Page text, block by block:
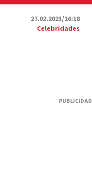
27.02.2023/16:18
Celebridades
PUBLICIDAD